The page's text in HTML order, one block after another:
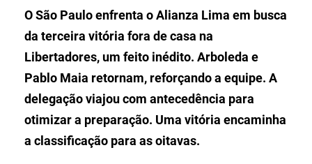
O São Paulo enfrenta o Alianza Lima em busca
da terceira vitória fora de casa na
Libertadores, um feito inédito. Arboleda e
Pablo Maia retornam, reforçando a equipe. A
delegação viajou com antecedência para
otimizar a preparação. Uma vitória encaminha
a classificação para as oitavas.